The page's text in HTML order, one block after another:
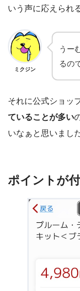
いう声に応えられ
ミクジン
うー
るの
それに公式ショッ
ていることが多い
いなぁと思いました
ポイントが